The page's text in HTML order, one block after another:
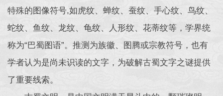
特殊的图像符号,如虎纹、蝉纹、蚕纹、手心纹、鸟纹、
蛇纹、鱼纹、龙纹、龟纹、人形纹、花蒂纹等，学界统
称为“巴蜀图语”。推测为族徽、图腾或宗教符号，也有
学者认为是尚未识读的文字，为破解古蜀文字之谜提供
了重要线索。